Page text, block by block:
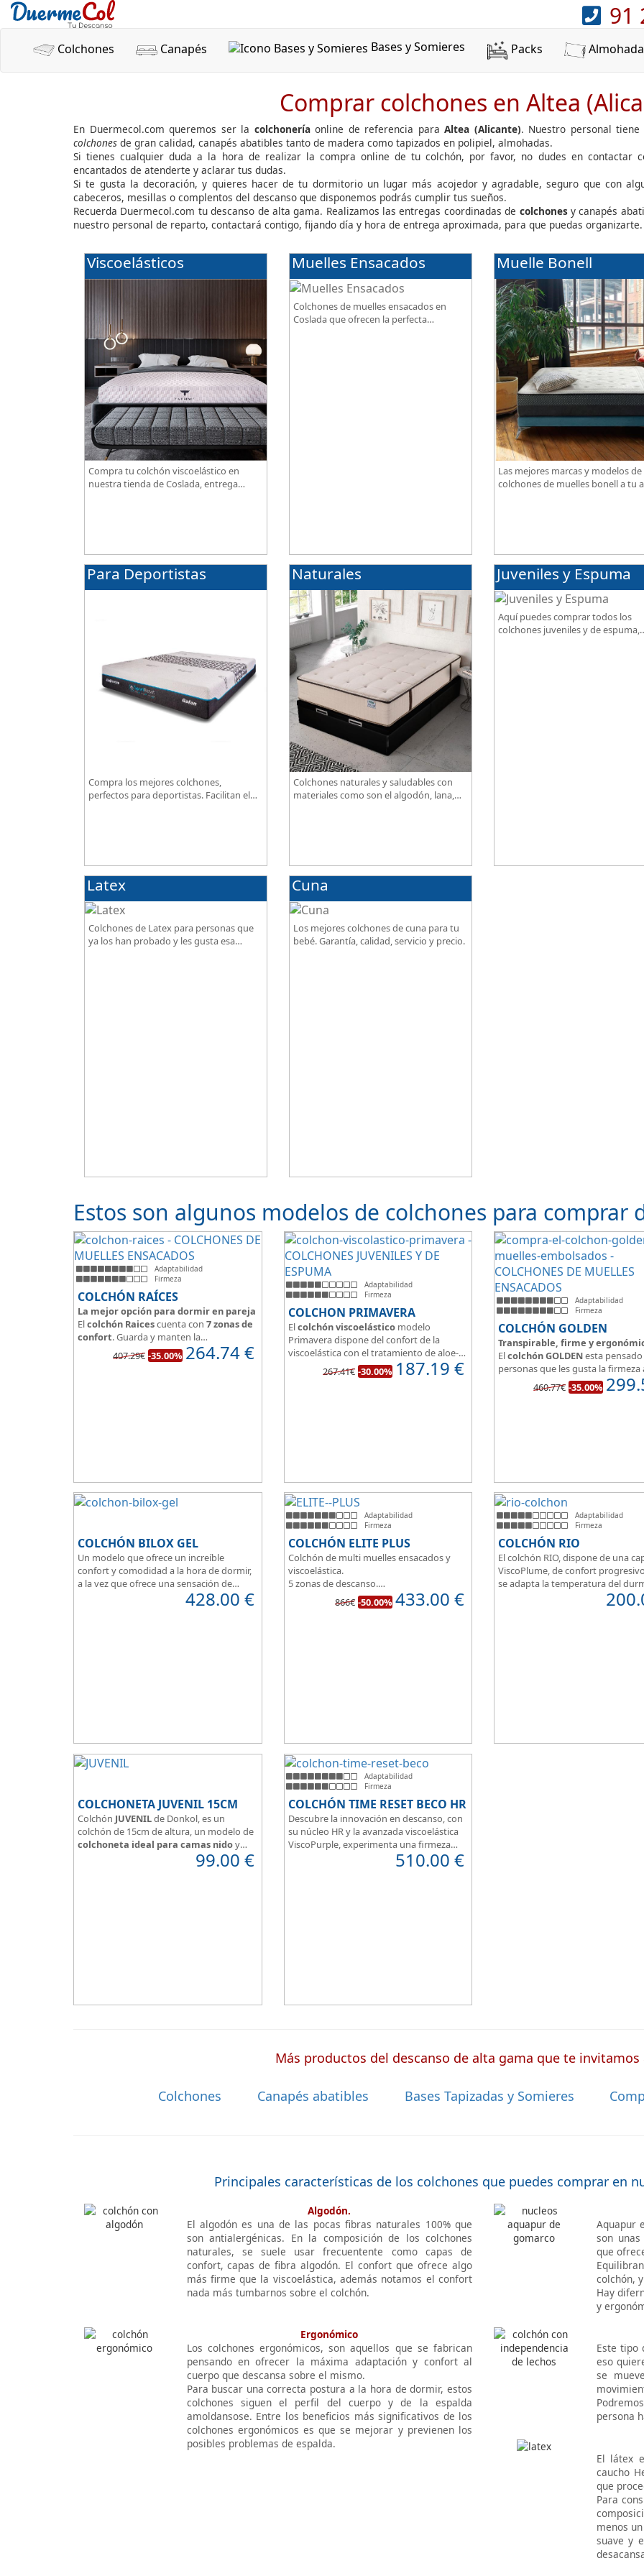
91
Colchones Canapés Bases y Somieres Packs
Comprar colchones en Altea
En Duermecol.com queremos ser la colchoneríaonline de referencia paraAltea (Alicante). Nuestro personal
colchones de gran calidad, canapés abatibles tanto de madera como tapizados en polipiel, almohadas.
Si tienes cualquier duda a la hora de realizar la compra online de tu colchón, por favor, no dudes en contactar
encantados de atenderte y aclarar tus dudas.
Si te gusta la decoración, y quieres hacer de tu dormitorio un lugar más acojedor y agradable, seguro que con
cabeceros, mesillas o complentos del descanso que disponemos podrás cumplir tus sueños.
Recuerda Duermecol.com tu descanso de alta gama. Realizamos las entregas coordinadas de colchonesy canapés
nuestro personal de reparto, contactará contigo, fijando día y hora de entrega aproximada, para que puedas organizarte.
Viscoelásticos
Compra tu colchón viscoelástico en
nuestra tienda de Coslada, entrega
Muelles Ensacados
Colchones de muelles ensacados en
Coslada que ofrecen la perfecta
Muelle Bonell
Las mejores marcas y modelos de
colchones de muelles bonell a tu
Para Deportistas
Compra los mejores colchones,
perfectos para deportistas. Facilitan el
Naturales
Colchones naturales y saludables con
materiales como son el algodón, lana,
Juveniles y Espuma
Aquí puedes comprar todos los
colchones juveniles y de espuma,
Latex
Colchones de Latex para personas que
ya los han probado y les gusta esa
Cuna
Los mejores colchones de cuna para tu
bebé. Garantía, calidad, servicio y precio.
Estos son algunos modelos de colchones para comprar
Adaptabilidad
Firmeza
COLCHÓN RAÍCES
La mejor opción para dormir en pareja
Elcolchón Raicescuenta con 7 zonas de
confort. Guarda y manten la
independencia de lechos, un buen
colchón para dormir en pareja.
407.29€ -35.00% 264.74€
Adaptabilidad
Firmeza
COLCHON PRIMAVERA
Elcolchón viscoelásticomodelo
Primavera dispone del confort de la
viscoelástica con el tratamiento de aloe-
vera y la malla 3D para facilitar la
transpiración.
267.41€ -30.00% 187.19 €
Adaptabilidad
Firmeza
COLCHÓN GOLDEN
Transpirable, firme y
Elcolchón GOLDENesta
personas que les gusta la firmeza
hora de dormir, pero sin perder
y adaptabilidad que nos ofrece la
460.77€ -35.00%
COLCHÓN BILOX GEL
Un modelo que ofrece un increíble
confort y comodidad a la hora de dormir,
a la vez que ofrece una sensación de
El tejido del colchón Ultra Violet428.00 €
Adaptabilidad
Firmeza
COLCHÓN ELITE PLUS
Colchón de multi muelles ensacados y
viscoelástica.
5 zonas de descanso.
Box perimetral HR30K multiperforado.
Para personas que buscan la comodidad
866€ -50.00% 433.00 €
Adaptabilidad
Firmeza
COLCHÓN RIO
El colchón RIO, dispone de una
ViscoPlume, de confort
se adapta la temperatura del
por la otra cara del colchón,
capa de confort Cotton, algodón
COLCHONETA JUVENIL 15CM
Colchón JUVENILde Donkol, es un
colchón de 15cm de altura, un modelo de
colchoneta ideal para camas nidoy
espacios con altura reducida.
núcleo de espuma de alta99.00 €
Adaptabilidad
Firmeza
COLCHÓN TIME RESET BECO HR
Descubre la innovación en descanso, con
su núcleo HR y la avanzada viscoelástica
ViscoPurple, experimenta una firmeza
media perfecta para un sueño reparador.
Disfruta de su transpirabilidad y gran
510.00 €
Más productos del descanso de alta gama que te invitamos
Colchones Canapés abatibles Bases Tapizadas y Somieres
Principales características de los colchones que puedes comprar en
Algodón.
El algodón es una de las pocas fibras naturales 100% que
son antialergénicas. En la composición de los colchones
naturales, se suele usar frecuentente como capas de
confort, capas de fibra algodón. El confort que ofrece algo
más firme que la viscoelástica, además notamos el confort
nada más tumbarnos sobre el colchón.
Aquapur
son
que
colchón,
Hay
y
Ergonómico
Los colchones ergonómicos, son aquellos que se fabrican
pensando en ofrecer la máxima adaptación y confort al
cuerpo que descansa sobre el mismo.
Para buscar una correcta postura a la hora de dormir, estos
colchones siguen el perfil del cuerpo y de la espalda
amoldansose. Entre los beneficios más significativos de los
colchones ergonómicos es que se mejorar y previenen los
posibles problemas de espalda.
Este tipo
eso
se
persona
El látex
caucho
que
Para
menos
suave y